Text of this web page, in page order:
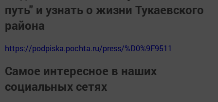
путь" и узнать о жизни Тукаевского
района
https://podpiska.pochta.ru/press/%D0%9F9511
Самое интересное в наших
социальных сетях